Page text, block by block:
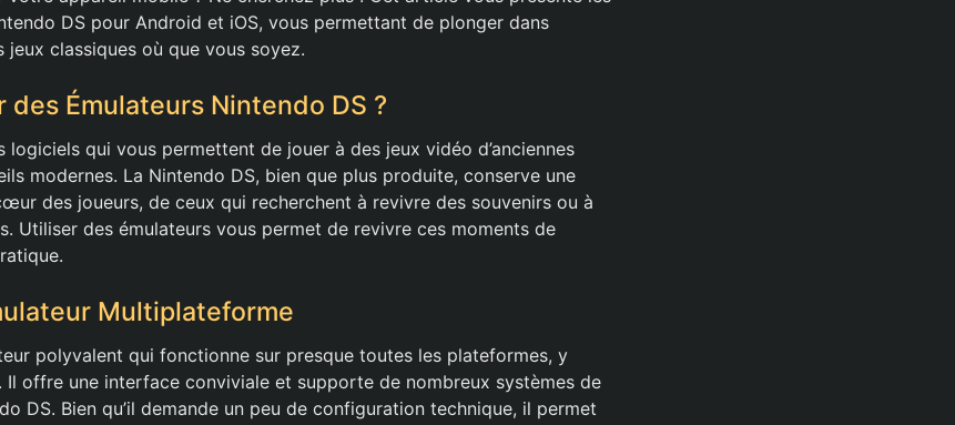
DS pour Android et iOS, vous permettant de plonger dans
jeux classiques où que vous soyez.
des Émulateurs Nintendo DS ?
logiciels qui vous permettent de jouer à des jeux vidéo d’anciennes
modernes. La Nintendo DS, bien que plus produite, conserve une
des joueurs, de ceux qui recherchent à revivre des souvenirs ou à
Utiliser des émulateurs vous permet de revivre ces moments de
Multiplateforme
polyvalent qui fonctionne sur presque toutes les plateformes, y
Il offre une interface conviviale et supporte de nombreux systèmes de
DS. Bien qu’il demande un peu de configuration technique, il permet